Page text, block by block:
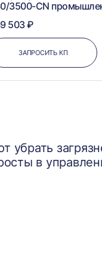
3500-CN
503 ₽
ЗАПРОСИТЬ КП
в